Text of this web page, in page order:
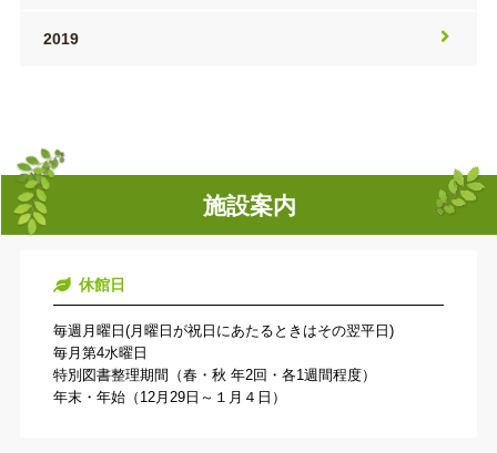
2019
施設案内
休館日
毎週月曜日(月曜日が祝日にあたるときはその翌平日)
毎月第4水曜日
特別図書整理期間（春・秋 年2回・各1週間程度）
年末・年始（12月29日～１月４日）